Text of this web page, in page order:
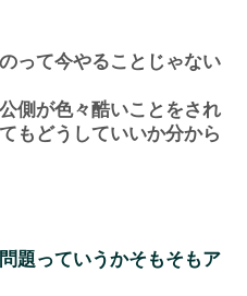
って今やることじゃない
側が色々酷いことをされ
もどうしていいか分から
題っていうかそもそもア